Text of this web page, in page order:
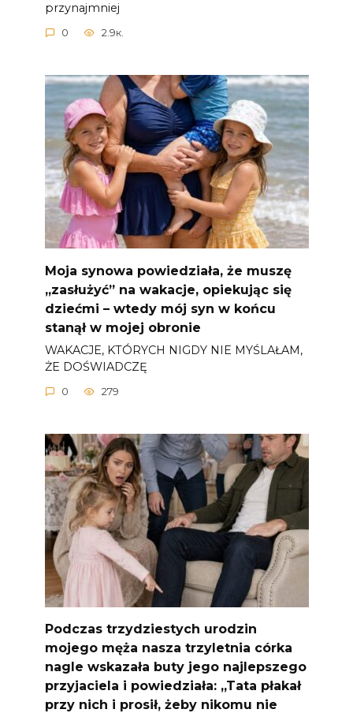
przynajmniej
0 2.9к.
Moja synowa powiedziała, że ​​muszę
„zasłużyć” na wakacje, opiekując się
dziećmi – wtedy mój syn w końcu
stanął w mojej obronie
WAKACJE, KTÓRYCH NIGDY NIE MYŚLAŁAM,
ŻE DOŚWIADCZĘ
0 279
Podczas trzydziestych urodzin
mojego męża nasza trzyletnia córka
nagle wskazała buty jego najlepszego
przyjaciela i powiedziała: „Tata płakał
przy nich i prosił, żeby nikomu nie